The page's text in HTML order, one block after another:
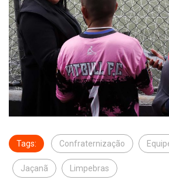
Tags: Confraternização
Jaçanã Limpebras